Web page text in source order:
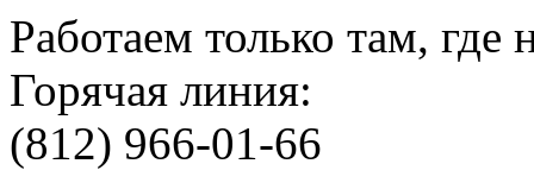
Работаем только там,
Горячая линия:
(812) 966-01-66